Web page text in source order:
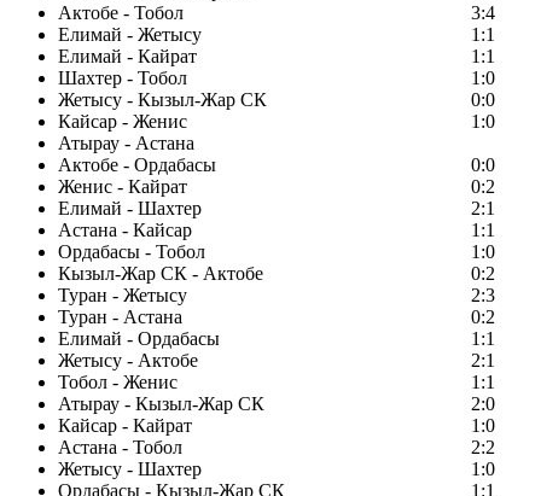
Актобе - Тобол
3:4
Елимай - Жетысу
1:1
Елимай - Кайрат
1:1
Шахтер - Тобол
1:0
Жетысу - Кызыл-Жар СК
0:0
Кайсар - Женис
1:0
Атырау - Астана
Актобе - Ордабасы
0:0
Женис - Кайрат
0:2
Елимай - Шахтер
2:1
Астана - Кайсар
1:1
Ордабасы - Тобол
1:0
Кызыл-Жар СК - Актобе
0:2
Туран - Жетысу
2:3
Туран - Астана
0:2
Елимай - Ордабасы
1:1
Жетысу - Актобе
2:1
Тобол - Женис
1:1
Атырау - Кызыл-Жар СК
2:0
Кайсар - Кайрат
1:0
Астана - Тобол
2:2
Жетысу - Шахтер
1:0
Ордабасы - Кызыл-Жар СК
1:1